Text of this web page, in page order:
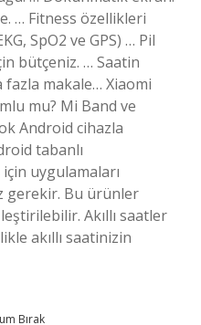
… Fitness özellikleri
SpO2 ve GPS) … Pil
bütçeniz. … Saatin
fazla makale… Xiaomi
mu? Mi Band ve
Android cihazla
tabanlı
uygulamaları
gerekir. Bu ürünler
Akıllı saatler
akıllı saatinizin
Bırak